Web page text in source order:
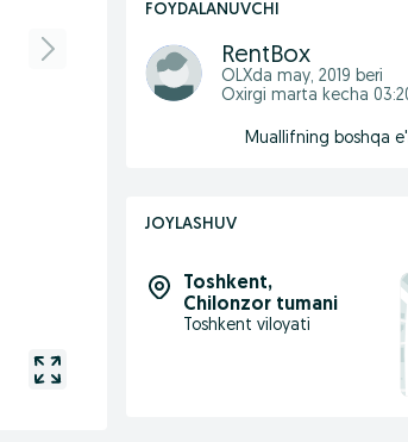
FOYDALANUVCHI
RentBox
OLXda may, 2019 beri
Oxirgi marta kecha
Muallifning boshqa
JOYLASHUV
Toshkent,
Chilonzor tumani
Toshkent viloyati